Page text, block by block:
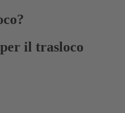
il trasloco